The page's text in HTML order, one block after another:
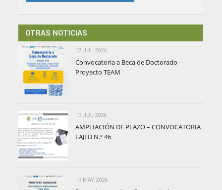
OTRAS NOTICIAS
17 JUL 2026
Convocatoria a Beca de Doctorado -
Proyecto TEAM
13 JUL 2026
AMPLIACIÓN DE PLAZO – CONVOCATORIA
LAJED N.º 46
13 MAY 2026